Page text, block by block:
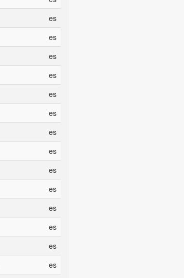
es
es
es
es
es
es
es
es
es
es
es
es
es
es